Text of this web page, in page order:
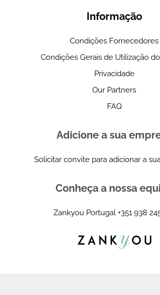
Informação
Condições Fornecedores
Condições Gerais de Utilização
Privacidade
Our Partners
FAQ
Adicione a sua
Solicitar convite para adicionar a
Conheça a nossa
Zankyou Portugal +351 938